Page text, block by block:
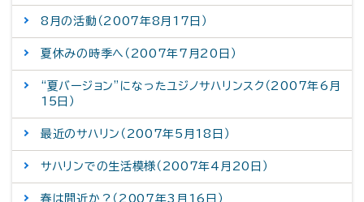
8月の活動（2007年8月17日）
夏休みの時季へ（2007年7月20日）
“夏バージョン”になったユジノサハリンスク（2007年6月
15日）
最近のサハリン（2007年5月18日）
サハリンでの生活模様（2007年4月20日）
春は間近か？（2007年3月16日）